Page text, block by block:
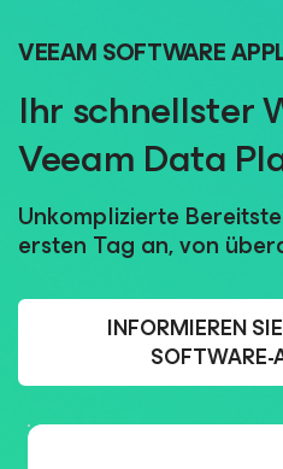
VEEAM SOFTWARE
Ihr schnellster
Veeam Data
Unkomplizierte
ersten Tag an, von
INFORMIEREN